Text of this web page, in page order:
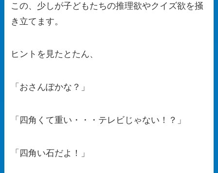
この、少しが子どもたちの推理欲やクイズ欲を掻
き立てます。
ヒントを見たとたん、
「おさんぽかな？」
「四角くて重い・・・テレビじゃない！？」
「四角い石だよ！」